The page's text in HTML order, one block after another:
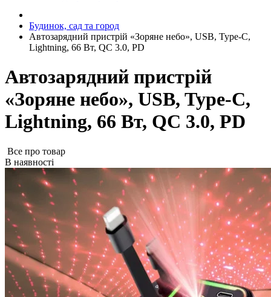
Будинок, сад та город
Автозарядний пристрій «Зоряне небо», USB, Type-C,
Lightning, 66 Вт, QC 3.0, PD
Автозарядний пристрій
«Зоряне небо», USB, Type-C,
Lightning, 66 Вт, QC 3.0, PD
Все про товар
В наявності